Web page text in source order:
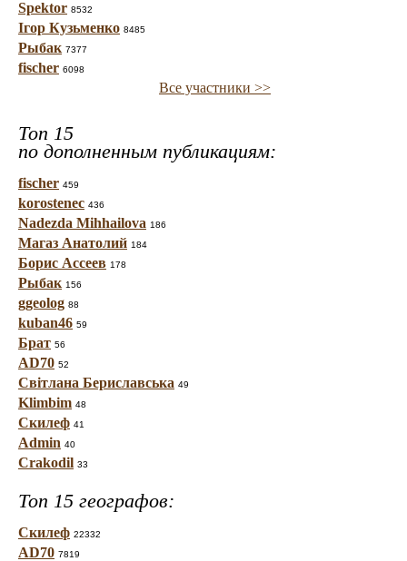
Spektor 8532
Ігор Кузьменко 8485
Рыбак 7377
fischer 6098
Все участники >>
Топ 15
по дополненным публикациям:
fischer 459
korostenec 436
Nadezda Mihhailova 186
Магаз Анатолий 184
Борис Ассеев 178
Рыбак 156
ggeolog 88
kuban46 59
Брат 56
AD70 52
Світлана Бериславська 49
Klimbim 48
Скилеф 41
Admin 40
Crakodil 33
Топ 15 географов:
Скилеф 22332
AD70 7819